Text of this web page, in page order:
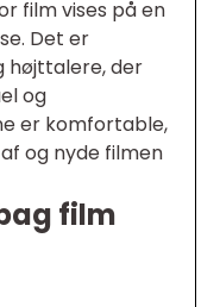
film vises på en
Det er
højttalere, der
og
er komfortable,
og nyde filmen
film